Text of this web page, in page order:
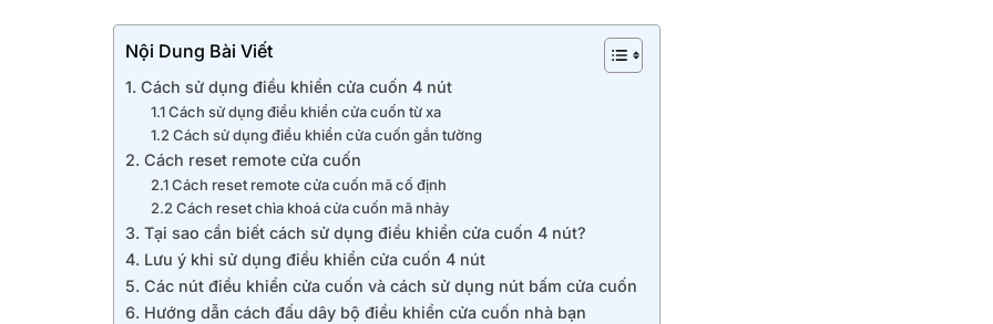
Nội Dung Bài Viết
1. Cách sử dụng điều khiển cửa cuốn 4 nút
1.1 Cách sử dụng điều khiển cửa cuốn từ xa
1.2 Cách sử dụng điều khiển cửa cuốn gắn tường
2. Cách reset remote cửa cuốn
2.1 Cách reset remote cửa cuốn mã cố định
2.2 Cách reset chìa khoá cửa cuốn mã nhảy
3. Tại sao cần biết cách sử dụng điều khiển cửa cuốn 4 nút?
4. Lưu ý khi sử dụng điều khiển cửa cuốn 4 nút
5. Các nút điều khiển cửa cuốn và cách sử dụng nút bấm cửa cuốn
6. Hướng dẫn cách đấu dây bộ điều khiển cửa cuốn nhà bạn